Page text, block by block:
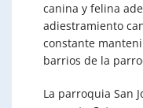
canina y felina
adiestramiento
constante
barrios de la
La parroquia San